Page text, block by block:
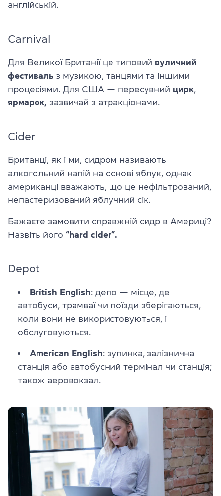
англійській.
Carnival
Для Великої Британії це типовий вуличний
фестиваль з музикою, танцями та іншими
процесіями. Для США — пересувний цирк,
ярмарок, зазвичай з атракціонами.
Cider
Британці, як і ми, сидром називають
алкогольний напій на основі яблук, однак
американці вважають, що це нефільтрований,
непастеризований яблучний сік.
Бажаєте замовити справжній сидр в Америці?
Назвіть його “hard cider”.
Depot
British English: депо — місце, де
автобуси, трамваї чи поїзди зберігаються,
коли вони не використовуються, і
обслуговуються.
American English: зупинка, залізнична
станція або автобусний термінал чи станція;
також аеровокзал.